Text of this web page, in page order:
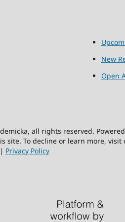
New
Open
all rights reserved.
site. To decline or learn more,
Privacy Policy